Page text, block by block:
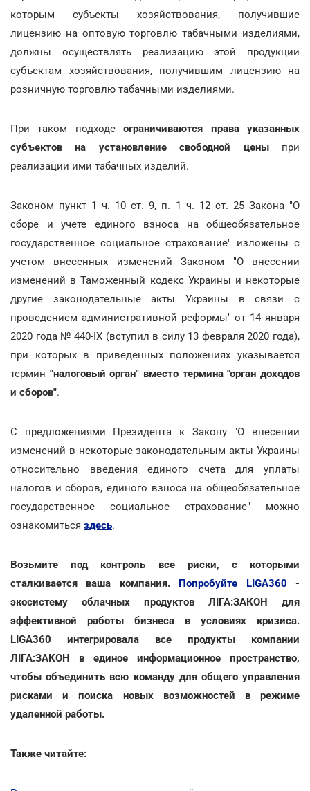
которым субъекты хозяйствования, получившие
лицензию на оптовую торговлю табачными изделиями,
должны осуществлять реализацию этой продукции
субъектам хозяйствования, получившим лицензию на
розничную торговлю табачными изделиями.
При таком подходеограничиваются права указанных
субъектов на установление свободной ценыпри
реализации ими табачных изделий.
Законом пункт 1 ч. 10 ст. 9, п. 1 ч. 12 ст. 25 Закона "О
сборе и учете единого взноса на общеобязательное
государственное социальное страхование" изложены с
учетом внесенных изменений Законом "О внесении
изменений в Таможенный кодекс Украины и некоторые
другие законодательные акты Украины в связи с
проведением административной реформы" от 14 января
2020 года № 440-IX (вступил в силу 13 февраля 2020 года),
при которых в приведенных положениях указывается
термин "налоговый орган" вместо термина "орган доходов
и сборов".
С предложениями Президента к Закону "О внесении
изменений в некоторые законодательным акты Украины
относительно введения единого счета для уплаты
налогов и сборов, единого взноса на общеобязательное
государственное социальное страхование" можно
ознакомиться здесь.
Возьмите под контроль все риски, с которыми
сталкивается ваша компания. Попробуйте LIGA360 -
экосистему облачных продуктов ЛІГА:ЗАКОН для
эффективной работы бизнеса в условиях кризиса.
LIGA360 интегрировала все продукты компании
ЛІГА:ЗАКОН в единое информационное пространство,
чтобы объединить всю команду для общего управления
рисками и поиска новых возможностей в режиме
удаленной работы.
Также читайте: